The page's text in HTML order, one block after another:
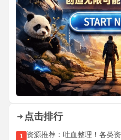
点击排行
1 资源推荐：吐血整理！各类